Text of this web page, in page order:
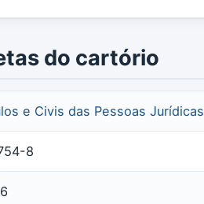
do cartório
e Civis das Pessoas Jurídicas
8